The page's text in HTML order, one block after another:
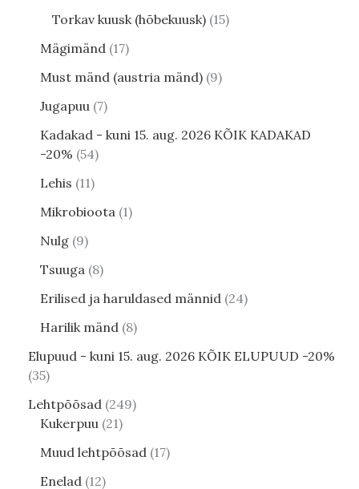
Torkav kuusk (hõbekuusk) 15
Mägimänd 17
Must mänd (austria mänd) 9
Jugapuu 7
Kadakad - kuni 15. aug. 2026 KÕIK KADAKAD
-20% 54
Lehis 11
Mikrobioota 1
Nulg 9
Tsuuga 8
Erilised ja haruldased männid 24
Harilik mänd 8
Elupuud - kuni 15. aug. 2026 KÕIK ELUPUUD -20%
35
Lehtpõõsad 249
Kukerpuu 21
Muud lehtpõõsad 17
Enelad 12